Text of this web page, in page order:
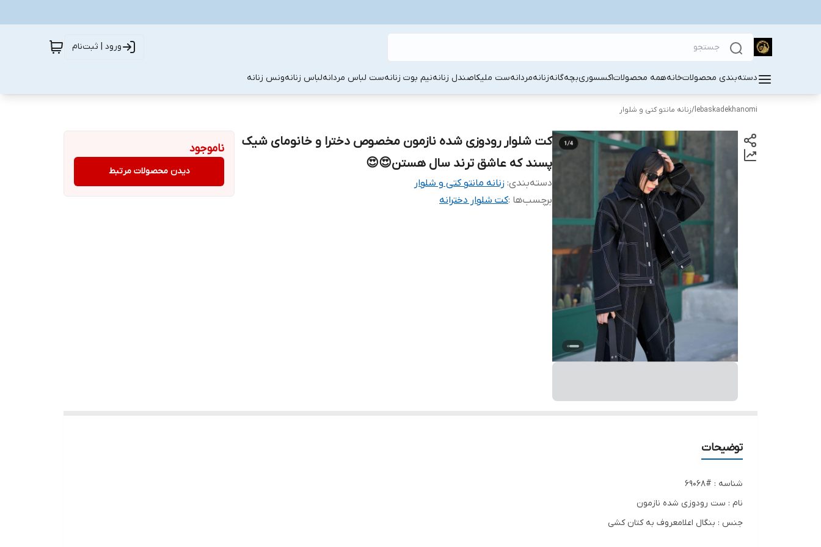
ورود | ثبت‌نام
دسته‌بندی محصولاتخانههمه محصولاتاکسسوریبچه‌گانهزنانهمردانهست ملیکاصندل زنانهنیم بوت زنانهست لباس مردانهلباس زنانهونس زنانه
lebaskadekhanomi
/زنانه مانتو کتی و شلوار
کت شلوار رودوزی شده نازمون مخصوص دخترا و خانومای شیک
پسند که عاشق ترند سال هستن😍😍
دسته‌بندی: زنانه مانتو کتی و شلوار
برچسب‌ها :کت شلوار دخترانه
ناموجود
دیدن محصولات مرتبط
توضیحات
شناسه : #69068
نام : ست رودوزی شده نازمون
جنس : بنگال اعلامعروف به کتان کشی